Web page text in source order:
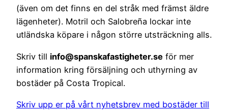
(även om det finns en del stråk med främst äldre
lägenheter). Motril och Salobreña lockar inte
utländska köpare i någon större utsträckning alls.
Skriv till info@spanskafastigheter.se för mer
information kring försäljning och uthyrning av
bostäder på Costa Tropical.
Skriv upp er på vårt nyhetsbrev med bostäder till